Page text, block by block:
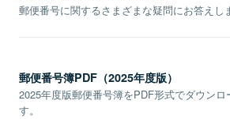
郵便番号に関するさまざまな疑問にお答えし
郵便番号簿PDF（2025年度版）
2025年度版郵便番号簿をPDF形式でダウンロ
す。